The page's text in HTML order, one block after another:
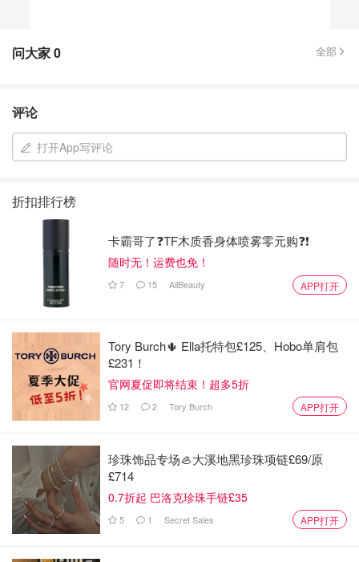
问大家0 全部
评论
打开App写评论
折扣排行榜
卡霸哥了❓TF木质香身体喷雾零元购❓❗
随时无！运费也免！
7 15 AllBeauty APP打开
Tory Burch🌵 Ella托特包£125、Hobo单肩包
£231！
官网夏促即将结束！超多5折
12 2 Tory Burch APP打开
珍珠饰品专场🦪大溪地黑珍珠项链£69/原
£714
0.7折起 巴洛克珍珠手链£35
5 1 Secret Sales APP打开